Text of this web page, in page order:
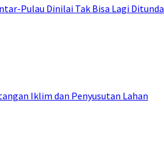
Pulau Dinilai Tak Bisa Lagi Ditunda
Iklim dan Penyusutan Lahan